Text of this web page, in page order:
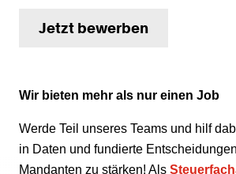
Jetzt bewerben
Wir bieten mehr als nur einen Job
Werde Teil unseres Teams und hilf
in Daten und fundierte
Mandanten zu stärken! Als